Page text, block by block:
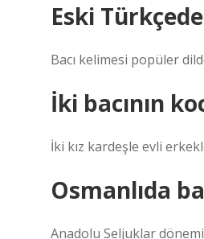
Eski
Bacı kelimesi popüler
İki bacının
İki kız kardeşle evli
Osmanlıda
Anadolu Seljuklar